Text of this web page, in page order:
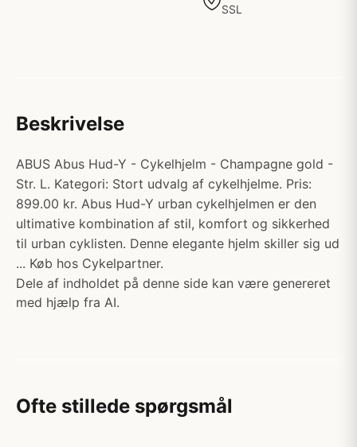
SSL
Beskrivelse
ABUS Abus Hud-Y - Cykelhjelm - Champagne gold -
Str. L. Kategori: Stort udvalg af cykelhjelme. Pris:
899.00 kr. Abus Hud-Y urban cykelhjelmen er den
ultimative kombination af stil, komfort og sikkerhed
til urban cyklisten. Denne elegante hjelm skiller sig ud
... Køb hos Cykelpartner.
Dele af indholdet på denne side kan være genereret
med hjælp fra AI.
Ofte stillede spørgsmål